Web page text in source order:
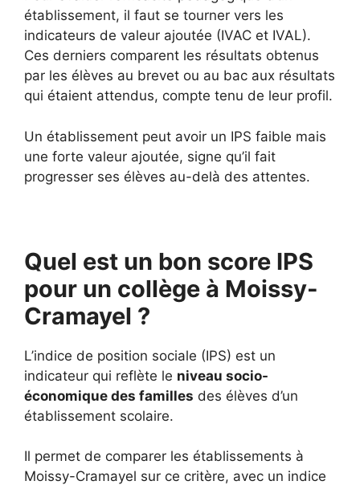
établissement, il faut se tourner vers les
indicateurs de valeur ajoutée (IVAC et IVAL).
Ces derniers comparent les résultats obtenus
par les élèves au brevet ou au bac aux résultats
qui étaient attendus, compte tenu de leur profil.
Un établissement peut avoir un IPS faible mais
une forte valeur ajoutée, signe qu’il fait
progresser ses élèves au-delà des attentes.
Quel est un bon score IPS
pour un collège à Moissy-
Cramayel ?
L’indice de position sociale (IPS) est un
indicateur qui reflète le niveau socio-
économique des familles des élèves d’un
établissement scolaire.
Il permet de comparer les établissements à
Moissy-Cramayel sur ce critère, avec un indice